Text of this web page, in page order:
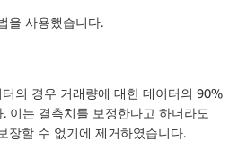
을 사용했습니다.
의 경우 거래량에 대한 데이터의 90%
이는 결측치를 보정한다고 하더라도
장할 수 없기에 제거하였습니다.